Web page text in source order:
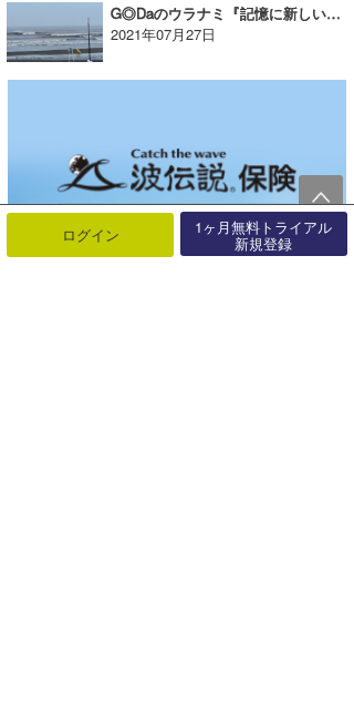
G◎Daのウラナミ『記憶に新しい7月3日のこと』
2021年07月27日
ログイン 1ヶ月無料トライアル
新規登録